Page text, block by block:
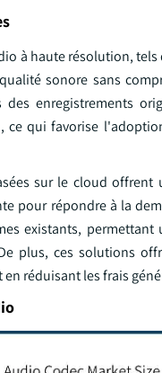
à haute résolution, tels
sonore sans
enregistrements
qui favorise
sur le cloud
pour répondre à la
existants,
plus, ces solutions
réduisant les frais